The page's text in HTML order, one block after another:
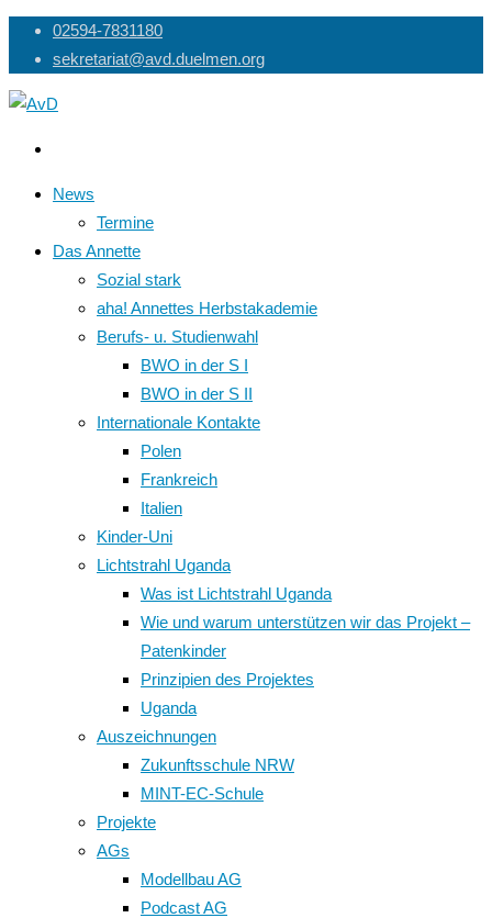
Skip
content
02594-7831180
sekretariat@avd.duelmen.org
News
Termine
Das Annette
Sozial stark
aha! Annettes Herbstakademie
Berufs- u. Studienwahl
BWO in der S I
BWO in der S II
Internationale Kontakte
Polen
Frankreich
Italien
Kinder-Uni
Lichtstrahl Uganda
Was ist Lichtstrahl Uganda
Wie und warum unterstützen wir das Projekt –
Patenkinder
Prinzipien des Projektes
Uganda
Auszeichnungen
Zukunftsschule NRW
MINT-EC-Schule
Projekte
AGs
Modellbau AG
Podcast AG